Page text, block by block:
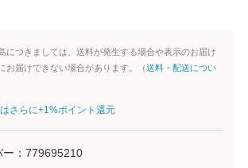
につきましては、送料が発生する場合や表示のお届け
お届けできない場合があります。（送料・配送につい
さらに+1%ポイント還元
： 779695210